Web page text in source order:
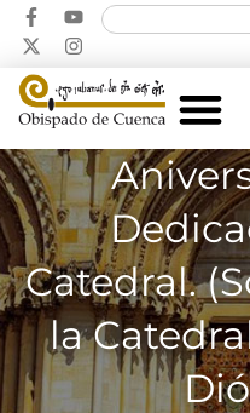
Catedral.
la